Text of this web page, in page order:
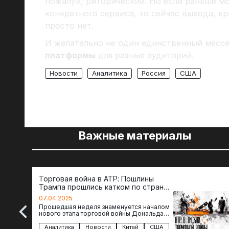
конкретного сервиса, то сейчас выхода,
просто нет.
И желательно не один единственный
платформы для разных аудиторий.
Новости Аналитика Россия США
Важные материалы
Торговая война в АТР: Пошлины
Трампа прошлись катком по странам
региона
07.04.2025
Прошедшая неделя знаменуется началом
нового этапа торговой войны Дональда
импорта из более 100 стран…
Аналитика Новости Китай
США